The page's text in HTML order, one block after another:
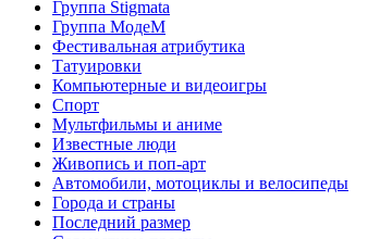
Группа Stigmata
Группа МодеМ
Фестивальная атрибутика
Татуировки
Компьютерные и видеоигры
Спорт
Мультфильмы и аниме
Известные люди
Живопись и поп-арт
Автомобили, мотоциклы и велосипеды
Города и страны
Последний размер